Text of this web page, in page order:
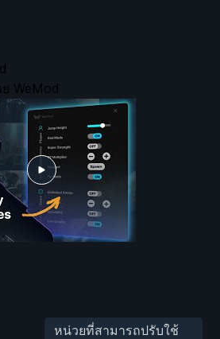
หน่วยที่สามารถปรับใช้
WeMod